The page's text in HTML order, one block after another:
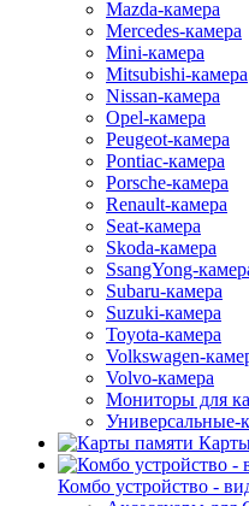
Mazda-камера
Mercedes-камера
Mini-камера
Mitsubishi-камера
Nissan-камера
Opel-камера
Peugeot-камера
Pontiac-камера
Porsche-камера
Renault-камера
Seat-камера
Skoda-камера
SsangYong-
Subaru-камера
Suzuki-камера
Toyota-камера
Volkswagen-
Volvo-камера
Мониторы для
Универсальные-
Комбо устройство -